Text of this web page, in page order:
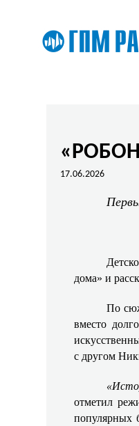
17.06.2026
дома» и
По
вместо
с другом
отметил
популярных